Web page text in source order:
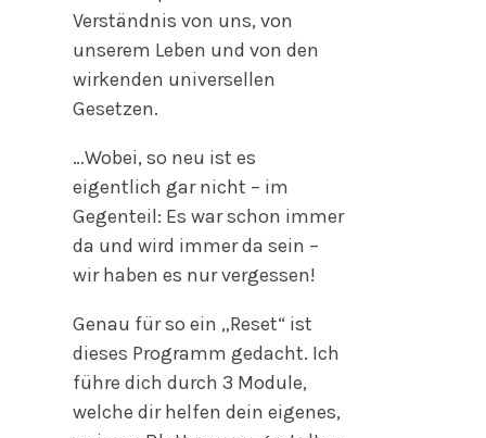
Verständnis von uns, von
unserem Leben und von den
wirkenden universellen
Gesetzen.
…Wobei, so neu ist es
eigentlich gar nicht – im
Gegenteil: Es war schon immer
da und wird immer da sein –
wir haben es nur vergessen!
Genau für so ein „Reset“ ist
dieses Programm gedacht. Ich
führe dich durch 3 Module,
welche dir helfen dein eigenes,